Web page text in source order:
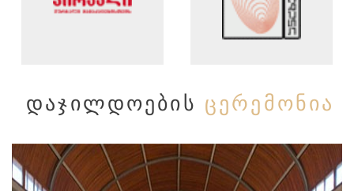
ᲓᲐᲯᲘᲚᲓᲝᲔᲑᲘᲡ ᲪᲔᲠᲔᲛᲝᲜᲘᲐ